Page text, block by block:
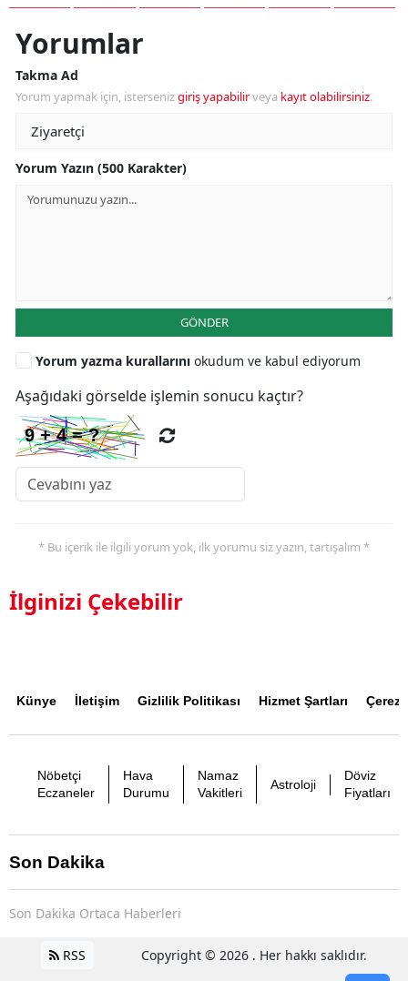
Yorumlar
Takma Ad
Yorum yapmak için, istersenizgiriş yapabilirveya kayıt olabilirsiniz.
Yorum Yazın (500 Karakter)
GÖNDER
Yorum yazma kurallarını okudum ve kabul ediyorum
Aşağıdaki görselde işlemin sonucu kaçtır?
* Bu içerik ile ilgili yorum yok, ilk yorumu siz yazın, tartışalım *
İlginizi Çekebilir
Künye İletişim Gizlilik Politikası Hizmet Şartları Çerez
Nöbetçi
Eczaneler
Hava
Durumu
Namaz
Vakitleri
Astroloji
Döviz
Fiyatları
Son Dakika
Son Dakika Ortaca Haberleri
RSS Copyright © 2026 . Her hakkı saklıdır.